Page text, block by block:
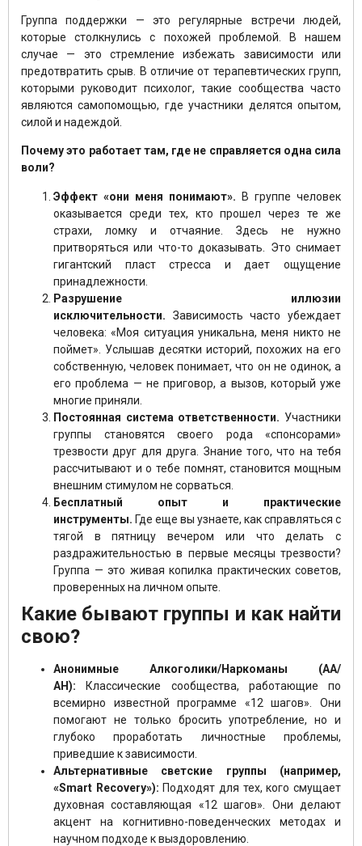
Группа поддержки — это регулярные встречи людей,
которые столкнулись с похожей проблемой. В нашем
случае — это стремление избежать зависимости или
предотвратить срыв. В отличие от терапевтических групп,
которыми руководит психолог, такие сообщества часто
являются самопомощью, где участники делятся опытом,
силой и надеждой.
Почему это работает там, где не справляется одна сила
воли?
Эффект «они меня понимают». В группе человек
оказывается среди тех, кто прошел через те же
страхи, ломку и отчаяние. Здесь не нужно
притворяться или что-то доказывать. Это снимает
гигантский пласт стресса и дает ощущение
принадлежности.
Разрушение иллюзии
исключительности. Зависимость часто убеждает
человека: «Моя ситуация уникальна, меня никто не
поймет». Услышав десятки историй, похожих на его
собственную, человек понимает, что он не одинок, а
его проблема — не приговор, а вызов, который уже
многие приняли.
Постоянная система ответственности. Участники
группы становятся своего рода «спонсорами»
трезвости друг для друга. Знание того, что на тебя
рассчитывают и о тебе помнят, становится мощным
внешним стимулом не сорваться.
Бесплатный опыт и практические
инструменты. Где еще вы узнаете, как справляться с
тягой в пятницу вечером или что делать с
раздражительностью в первые месяцы трезвости?
Группа — это живая копилка практических советов,
проверенных на личном опыте.
Какие бывают группы и как найти
свою?
Анонимные Алкоголики/Наркоманы (АА/
АН): Классические сообщества, работающие по
всемирно известной программе «12 шагов». Они
помогают не только бросить употребление, но и
глубоко проработать личностные проблемы,
приведшие к зависимости.
Альтернативные светские группы (например,
«Smart Recovery»): Подходят для тех, кого смущает
духовная составляющая «12 шагов». Они делают
акцент на когнитивно-поведенческих методах и
научном подходе к выздоровлению.